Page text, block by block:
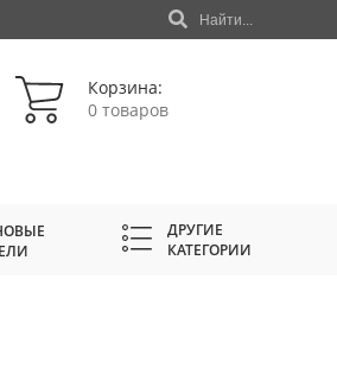
Найти...
Корзина:
0 товаров
ДРУГИЕ
КАТЕГОРИИ